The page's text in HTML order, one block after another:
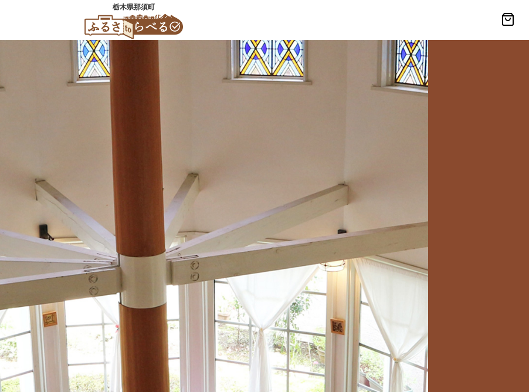
栃木県那須町